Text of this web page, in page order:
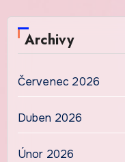
Archivy
Červenec 2026
Duben 2026
Únor 2026